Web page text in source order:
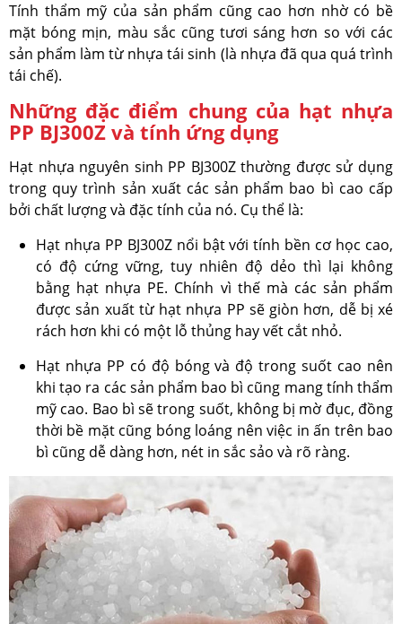
Tính thẩm mỹ của sản phẩm cũng cao hơn nhờ có bề
mặt bóng mịn, màu sắc cũng tươi sáng hơn so với các
sản phẩm làm từ nhựa tái sinh (là nhựa đã qua quá trình
tái chế).
Những đặc điểm chung của hạt nhựa
PP BJ300Z và tính ứng dụng
Hạt nhựa nguyên sinh PP BJ300Z thường được sử dụng
trong quy trình sản xuất các sản phẩm bao bì cao cấp
bởi chất lượng và đặc tính của nó. Cụ thể là:
Hạt nhựa PP BJ300Z nổi bật với tính bền cơ học cao,
có độ cứng vững, tuy nhiên độ dẻo thì lại không
bằng hạt nhựa PE. Chính vì thế mà các sản phẩm
được sản xuất từ hạt nhựa PP sẽ giòn hơn, dễ bị xé
rách hơn khi có một lỗ thủng hay vết cắt nhỏ.
Hạt nhựa PP có độ bóng và độ trong suốt cao nên
khi tạo ra các sản phẩm bao bì cũng mang tính thẩm
mỹ cao. Bao bì sẽ trong suốt, không bị mờ đục, đồng
thời bề mặt cũng bóng loáng nên việc in ấn trên bao
bì cũng dễ dàng hơn, nét in sắc sảo và rõ ràng.